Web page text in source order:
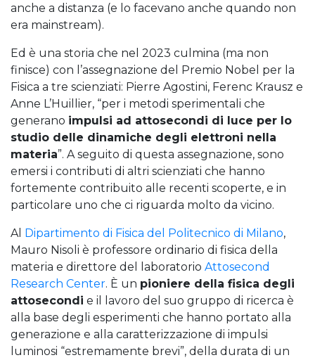
anche a distanza (e lo facevano anche quando non
era mainstream).
Ed è una storia che nel 2023 culmina (ma non
finisce) con l’assegnazione del Premio Nobel per la
Fisica a tre scienziati: Pierre Agostini, Ferenc Krausz e
Anne L’Huillier, “per i metodi sperimentali che
generano impulsi ad attosecondi di luce per lo
studio delle dinamiche degli elettroni nella
materia”. A seguito di questa assegnazione, sono
emersi i contributi di altri scienziati che hanno
fortemente contribuito alle recenti scoperte, e in
particolare uno che ci riguarda molto da vicino.
Al Dipartimento di Fisica del Politecnico di Milano,
Mauro Nisoli è professore ordinario di fisica della
materia e direttore del laboratorio Attosecond
Research Center. È un pioniere della fisica degli
attosecondi e il lavoro del suo gruppo di ricerca è
alla base degli esperimenti che hanno portato alla
generazione e alla caratterizzazione di impulsi
luminosi “estremamente brevi”, della durata di un